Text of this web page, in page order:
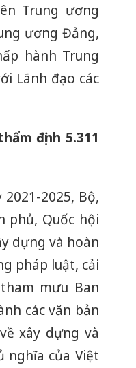
Trung ương
ương Đảng,
hành Trung
Lãnh đạo các
định 5.311
2025, Bộ,
phủ, Quốc hội
dựng và hoàn
pháp luật, cải
mưu Ban
các văn bản
xây dựng và
nghĩa của Việt